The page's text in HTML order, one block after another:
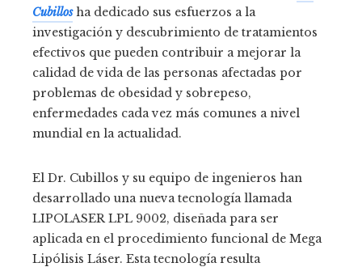
Cubillosha dedicado sus esfuerzos a la
investigación y descubrimiento de tratamientos
efectivos que pueden contribuir a mejorar la
calidad de vida de las personas afectadas por
problemas de obesidad y sobrepeso,
enfermedades cada vez más comunes a nivel
mundial en la actualidad.
El Dr. Cubillos y su equipo de ingenieros han
desarrollado una nueva tecnología llamada
LIPOLASER LPL 9002, diseñada para ser
aplicada en el procedimiento funcional de Mega
Lipólisis Láser. Esta tecnología resulta